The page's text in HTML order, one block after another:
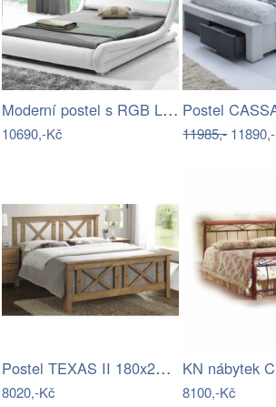
Moderní postel s RGB LED osvětlením,…
10690,-Kč 11985,-
Postel TEXAS II 180x200 cm barva teak…
8020,-Kč 8100,-Kč